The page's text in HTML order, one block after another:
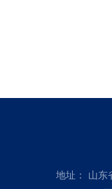
地址： 山东